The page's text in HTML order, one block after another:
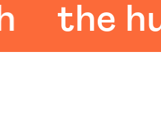
the